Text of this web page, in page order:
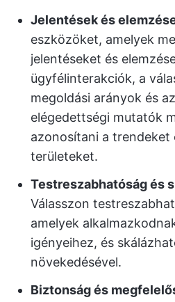
Jelentések és
eszközöket, amelyek
jelentéseket és
ügyfélinterakciók, a
megoldási arányok és
elégedettségi mutatók
azonosítani a trendeket
területeket.
Testreszabhatóság és
Válasszon
amelyek
igényeihez, és
növekedésével.
Biztonság és